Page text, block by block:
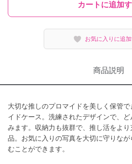
カートに追加
お気に入りに追
商品説明
大切な推しのプロマイドを美しく保管
イドケース。洗練されたデザインで、
みます。収納力も抜群で、推し活をよ
品。お気に入りの写真を大切に守りな
むことができます。